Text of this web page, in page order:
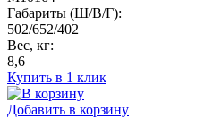
Габариты (Ш/В/Г):
502/652/402
Вес, кг:
8,6
Купить в 1 клик
Добавить в корзину